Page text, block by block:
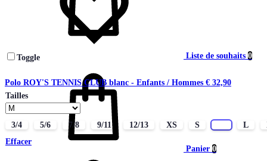
Liste de souhaits 0
Panier 0
Toggle
Polo ROY'S TENNIS CLUB blanc - Enfants / Hommes € 32,90
Tailles
3/4 5/6 7/8 9/11 12/13 XS S L
Effacer